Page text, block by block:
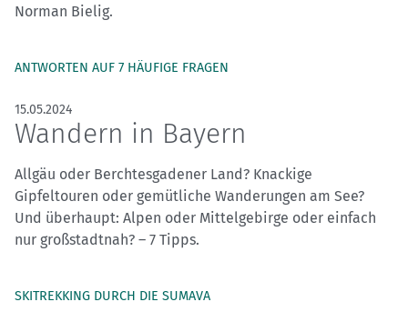
Norman Bielig.
ANTWORTEN AUF 7 HÄUFIGE FRAGEN
15.05.2024
Wandern in Bayern
Allgäu oder Berchtesgadener Land? Knackige
Gipfeltouren oder gemütliche Wanderungen am See?
Und überhaupt: Alpen oder Mittelgebirge oder einfach
nur großstadtnah? – 7 Tipps.
SKITREKKING DURCH DIE SUMAVA